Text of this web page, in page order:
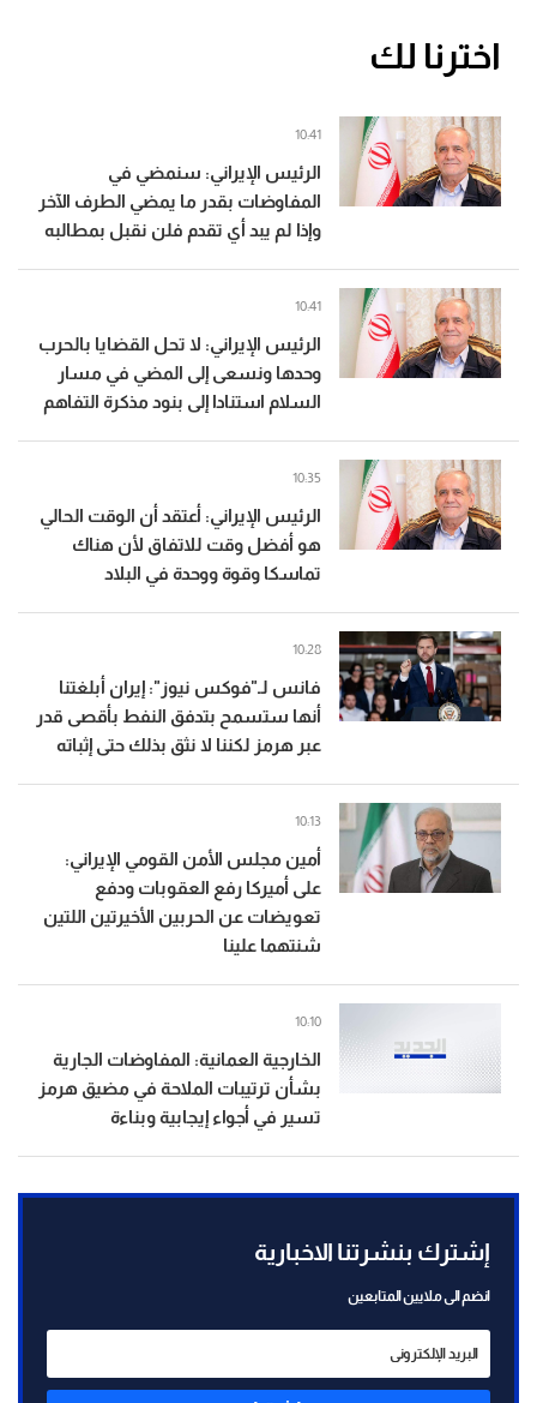
اخترنا لك
الرئيس الإيراني: سنمضي في
المفاوضات بقدر ما يمضي الطرف الآخر
وإذا لم يبد أي تقدم فلن نقبل بمطالبه
10:41
الرئيس الإيراني: لا تحل القضايا بالحرب
وحدها ونسعى إلى المضي في مسار
السلام استنادا إلى بنود مذكرة التفاهم
10:41
الرئيس الإيراني: أعتقد أن الوقت الحالي
هو أفضل وقت للاتفاق لأن هناك
تماسكا وقوة ووحدة في البلاد
10:35
فانس لـ"فوكس نيوز": إيران أبلغتنا
أنها ستسمح بتدفق النفط بأقصى قدر
عبر هرمز لكننا لا نثق بذلك حتى إثباته
10:28
أمين مجلس الأمن القومي الإيراني:
على أميركا رفع العقوبات ودفع
تعويضات عن الحربين الأخيرتين اللتين
شنتهما علينا
10:13
الخارجية العمانية: المفاوضات الجارية
بشأن ترتيبات الملاحة في مضيق هرمز
تسير في أجواء إيجابية وبناءة
10:10
إشترك بنشرتنا الاخبارية
انضم الى ملايين المتابعين